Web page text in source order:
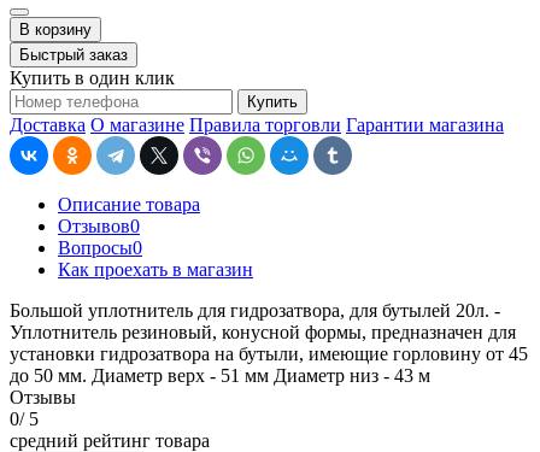
В корзину
Быстрый заказ
Купить в один клик
Купить
Доставка О магазине Правила торговли Гарантии магазина
Описание товара
Отзывов0
Вопросы0
Как проехать в магазин
Большой уплотнитель для гидрозатвора, для бутылей 20л. -
Уплотнитель резиновый, конусной формы, предназначен для
установки гидрозатвора на бутыли, имеющие горловину от 45
до 50 мм. Диаметр верх - 51 мм Диаметр низ - 43 м
Отзывы
0/ 5
средний рейтинг товара